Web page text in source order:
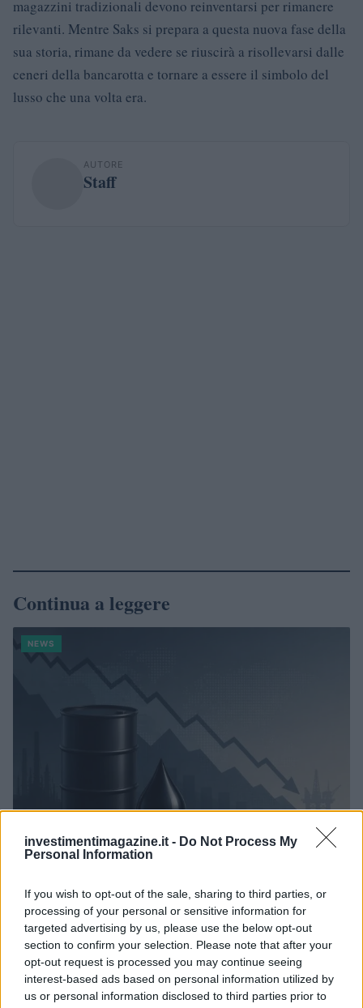
investimentimagazine.it - Do Not Process My
Personal Information
If you wish to opt-out of the sale, sharing to third parties, or
processing of your personal or sensitive information for
targeted advertising by us, please use the below opt-out
section to confirm your selection. Please note that after your
opt-out request is processed you may continue seeing
interest-based ads based on personal information utilized by
us or personal information disclosed to third parties prior to
magazzini tradizionali devono reinventarsi per rimanere
rilevanti. Mentre Saks si prepara a questa nuova fase della
sua storia, rimane da vedere se riuscirà a risollevarsi dalle
ceneri della bancarotta e tornare a essere il simbolo del
lusso che una volta era.
AUTORE
Staff
Continua a leggere
NEWS
Andrea Innocenti · 7 Ago 2026
NEWS